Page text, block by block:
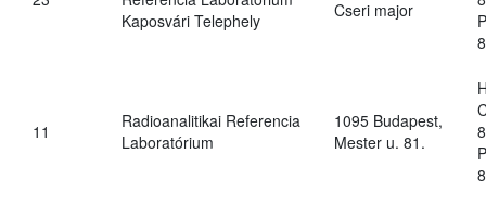
Kaposvári Telephely
Cseri major
11
Radioanalitikai Referencia
Laboratórium
1095 Budapest,
Mester u. 81.